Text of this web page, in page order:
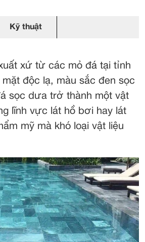
Kỹ thuật
xứ từ các mỏ đá tại tỉnh
mặt độc lạ, màu sắc đen sọc
sọc dưa trở thành một vật
lĩnh vực lát hồ bơi hay lát
mỹ mà khó loại vật liệu